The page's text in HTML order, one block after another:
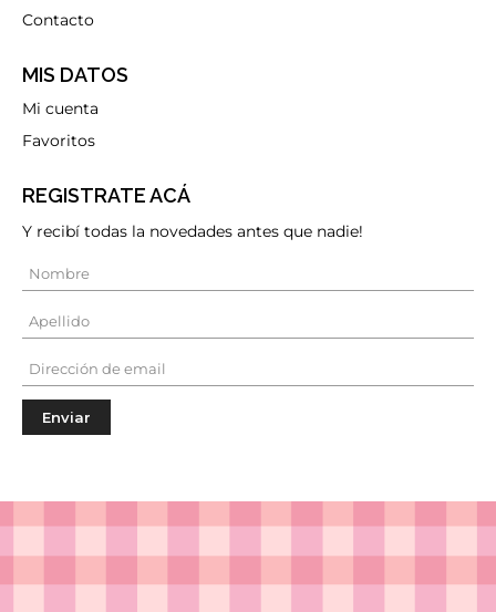
Contacto
MIS DATOS
Mi cuenta
Favoritos
REGISTRATE ACÁ
Y recibí todas la novedades antes que nadie!